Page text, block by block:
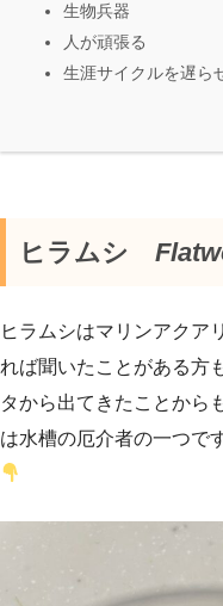
生物兵器
人が頑張る
生涯サイクルを遅ら
ヒラムシ
ヒラムシはマリンアクア
れば聞いたことがある方
タから出てきたことから
は水槽の厄介者の一つで